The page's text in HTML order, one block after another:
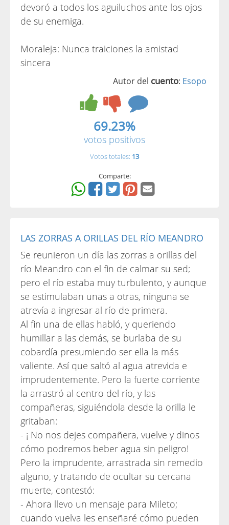
devoró a todos los aguiluchos ante los ojos
de su enemiga.
Moraleja: Nunca traiciones la amistad
sincera
Autor del cuento: Esopo
69.23%
votos positivos
Votos totales: 13
Comparte:
LAS ZORRAS A ORILLAS DEL RÍO MEANDRO
Se reunieron un día las zorras a orillas del
río Meandro con el fin de calmar su sed;
pero el río estaba muy turbulento, y aunque
se estimulaban unas a otras, ninguna se
atrevía a ingresar al río de primera.
Al fin una de ellas habló, y queriendo
humillar a las demás, se burlaba de su
cobardía presumiendo ser ella la más
valiente. Así que saltó al agua atrevida e
imprudentemente. Pero la fuerte corriente
la arrastró al centro del río, y las
compañeras, siguiéndola desde la orilla le
gritaban:
- ¡ No nos dejes compañera, vuelve y dinos
cómo podremos beber agua sin peligro!
Pero la imprudente, arrastrada sin remedio
alguno, y tratando de ocultar su cercana
muerte, contestó:
- Ahora llevo un mensaje para Mileto;
cuando vuelva les enseñaré cómo pueden